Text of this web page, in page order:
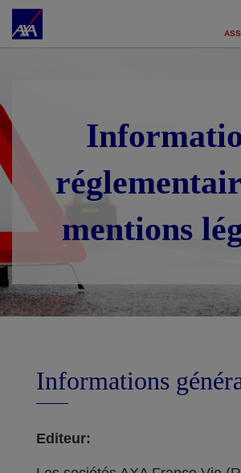
Accéder au Contenu Accéder au
mentions
Informations
Editeur: